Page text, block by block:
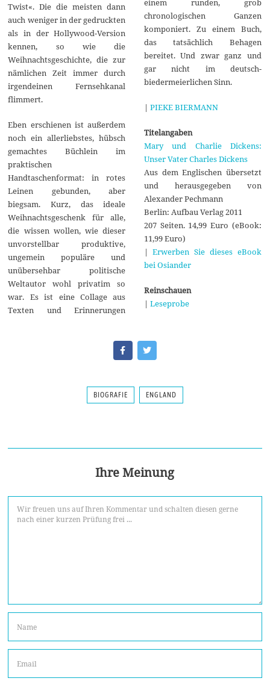
Twist«. Die die meisten dann
auch weniger in der gedruckten
als in der Hollywood-Version
kennen, so wie die
Weihnachtsgeschichte, die zur
nämlichen Zeit immer durch
irgendeinen Fernsehkanal
flimmert.
Eben erschienen ist außerdem
noch ein allerliebstes, hübsch
gemachtes Büchlein im
praktischen
Handtaschenformat: in rotes
Leinen gebunden, aber
biegsam. Kurz, das ideale
Weihnachtsgeschenk für alle,
die wissen wollen, wie dieser
unvorstellbar produktive,
ungemein populäre und
unübersehbar politische
Weltautor wohl privatim so
war. Es ist eine Collage aus
Texten und Erinnerungen
chronologischen Ganzen
komponiert. Zu einem Buch,
das tatsächlich Behagen
bereitet. Und zwar ganz und
gar nicht im deutsch-
biedermeierlichen Sinn.
| PIEKE BIERMANN
Titelangaben
Mary und Charlie Dickens:
Unser Vater Charles Dickens
Aus dem Englischen übersetzt
und herausgegeben von
Alexander Pechmann
Berlin: Aufbau Verlag 2011
207 Seiten. 14,99 Euro (eBook:
11,99 Euro)
| Erwerben Sie dieses eBook
bei Osiander
Reinschauen
| Leseprobe
BIOGRAFIE ENGLAND
Ihre Meinung